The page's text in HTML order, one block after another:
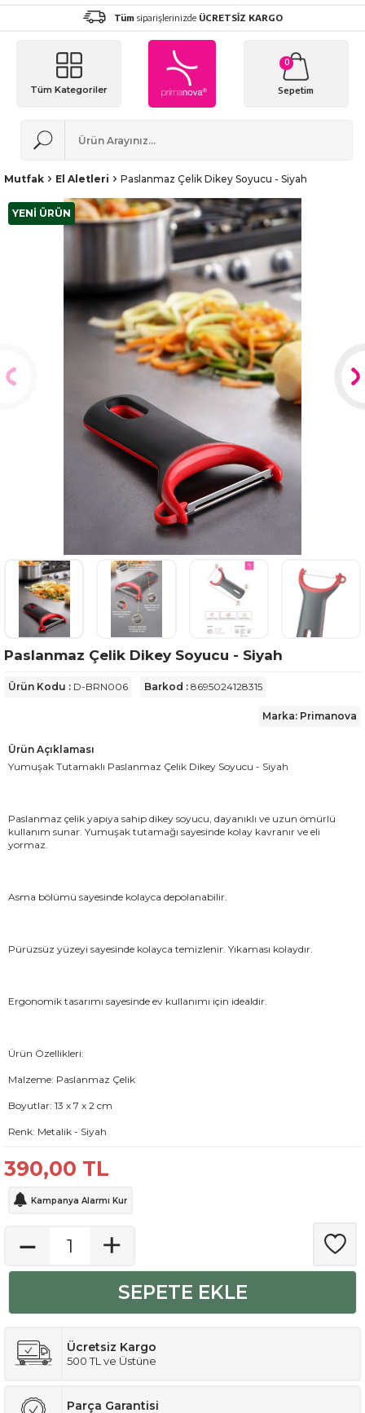
Tüm siparişlerinizde ÜCRETSİZ KARGO
Tüm Kategoriler
0
Sepetim
Mutfak El Aletleri Paslanmaz Çelik Dikey Soyucu - Siyah
YENİ ÜRÜN
Paslanmaz Çelik Dikey Soyucu - Siyah
Ürün Kodu : D-BRN006 Barkod : 8695024128315
Marka: Primanova
Ürün Açıklaması
Yumuşak Tutamaklı Paslanmaz Çelik Dikey Soyucu - Siyah
Paslanmaz çelik yapıya sahip dikey soyucu, dayanıklı ve uzun ömürlü
kullanım sunar. Yumuşak tutamağı sayesinde kolay kavranır ve eli
yormaz.
Asma bölümü sayesinde kolayca depolanabilir.
Pürüzsüz yüzeyi sayesinde kolayca temizlenir. Yıkaması kolaydır.
Ergonomik tasarımı sayesinde ev kullanımı için idealdir.
Ürün Özellikleri:
Malzeme: Paslanmaz Çelik
Boyutlar: 13 x 7 x 2 cm
Renk: Metalik - Siyah
390,00 TL
Kampanya Alarmı Kur
SEPETE EKLE
Ücretsiz Kargo
500 TL ve Üstüne
Parça Garantisi